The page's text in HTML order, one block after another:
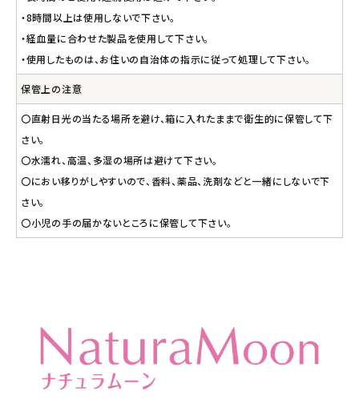
・8時間以上は使用しないで下さい。
・経血量に合わせた製品を使用して下さい。
・使用したものは、お住いの自治体の指示に従って処理して下さい。
保管上の注意
〇直射日光の当たる場所を避け、箱に入れたままで衛生的に保管して下
さい。
〇水濡れ、高温、多湿の場所は避けて下さい。
〇におい移りがしやすいので、香料、薬品、洗剤などと一緒にしないで下
さい。
〇小児の手の届かないところに保管して下さい。